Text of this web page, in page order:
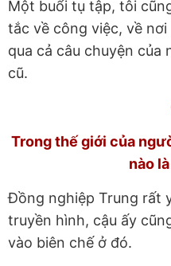
Một buổi tụ tập, tôi
tắc về công việc, về
qua cả câu chuyện của
cũ.
Trong thế giới của
nào
Đồng nghiệp Trung rất
truyền hình, cậu ấy
vào biên chế ở đó.